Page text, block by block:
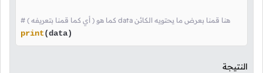
# ( أي كما قمنا بتعريفه ) كما هو data هنا قمنا بعرض ما يحتويه الكائن
print(data)
النتيجة